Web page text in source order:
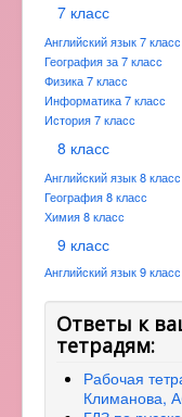
7 класс
Английский язык 7 класс
География за 7 класс
Физика 7 класс
Информатика 7 класс
История 7 класс
8 класс
Английский язык 8 класс
География 8 класс
Химия 8 класс
9 класс
Английский язык 9 класс
Ответы к
тетрадям:
Рабочая
Климанова,